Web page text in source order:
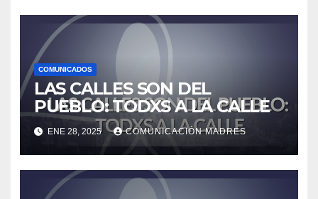
COMUNICADOS
LAS CALLES SON DEL
PUEBLO: TODXS A LA CALLE
ENE 28, 2025 COMUNICACIÓN MADRES